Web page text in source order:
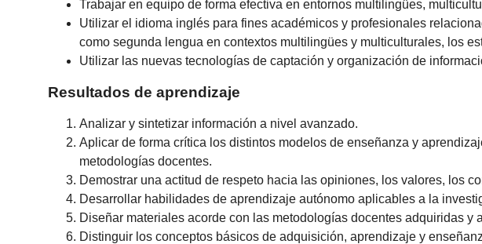
Trabajar en equipo de forma efectiva en entornos multilingües,
Utilizar el idioma inglés para fines académicos y profesionales
como segunda lengua en contextos multilingües y multiculturales, los
Utilizar las nuevas tecnologías de captación y organización de
Resultados de aprendizaje
Analizar y sintetizar información a nivel avanzado.
Aplicar de forma crítica los distintos modelos de enseñanza y
metodologías docentes.
Demostrar una actitud de respeto hacia las opiniones, los valores, los
Desarrollar habilidades de aprendizaje autónomo aplicables a la
Diseñar materiales acorde con las metodologías docentes adquiridas
Distinguir los conceptos básicos de adquisición, aprendizaje y